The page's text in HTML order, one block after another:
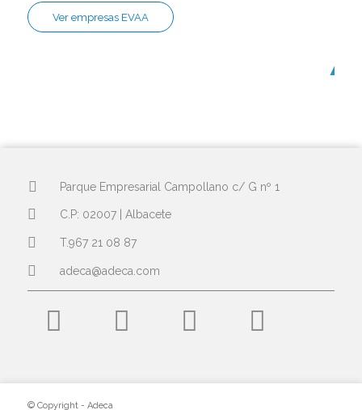
Ver empresas EVAA
Parque Empresarial Campollano c/ G nº 1
C.P: 02007 | Albacete
T.967 21 08 87
adeca@adeca.com
© Copyright - Adeca